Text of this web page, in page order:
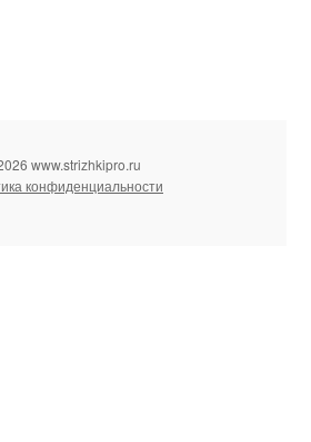
www.strizhkipro.ru
конфиденциальности